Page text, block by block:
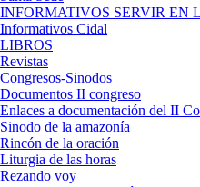
INFORMATIVOS SERVIR EN
Informativos Cidal
LIBROS
Revistas
Congresos-Sinodos
Documentos II congreso
Enlaces a documentación del II
Sinodo de la amazonía
Rincón de la oración
Liturgia de las horas
Rezando voy